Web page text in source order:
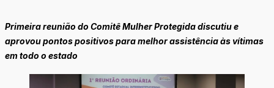
Primeira reunião do Comitê Mulher Protegida discutiu e
aprovou pontos positivos para melhor assistência às vítimas
em todo o estado